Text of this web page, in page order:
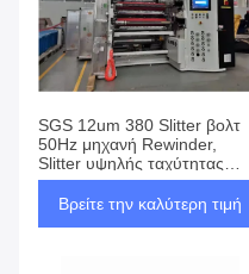
SGS 12um 380 Slitter βολτ
50Hz μηχανή Rewinder,
Slitter υψηλής ταχύτητας
μηχανή
Βρείτε την καλύτερη τιμή